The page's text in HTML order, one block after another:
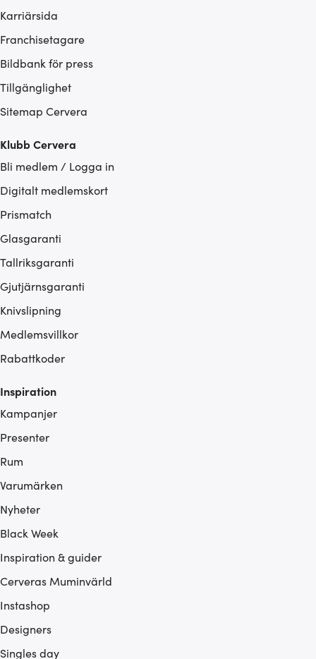
Karriärsida
Franchisetagare
Bildbank för press
Tillgänglighet
Sitemap Cervera
Klubb Cervera
Bli medlem / Logga in
Digitalt medlemskort
Prismatch
Glasgaranti
Tallriksgaranti
Gjutjärnsgaranti
Knivslipning
Medlemsvillkor
Rabattkoder
Inspiration
Kampanjer
Presenter
Rum
Varumärken
Nyheter
Black Week
Inspiration & guider
Cerveras Muminvärld
Instashop
Designers
Singles day